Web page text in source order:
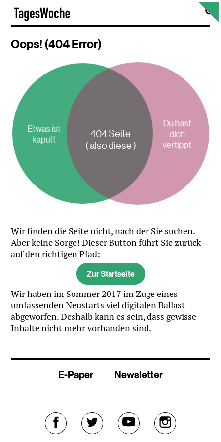
Skip
content
Oops! (404 Error)
Etwas ist
kaputt
404 Seite
( also diese )
Du hast
dich
vertippt
Wir finden die Seite nicht, nach der Sie suchen.
Aber keine Sorge! Dieser Button führt Sie zurück
auf den richtigen Pfad:
Zur Startseite
Wir haben im Sommer 2017 im Zuge eines
umfassenden Neustarts viel digitalen Ballast
abgeworfen. Deshalb kann es sein, dass gewisse
Inhalte nicht mehr vorhanden sind.
E-Paper Newsletter
Externer Externer Externer Externer